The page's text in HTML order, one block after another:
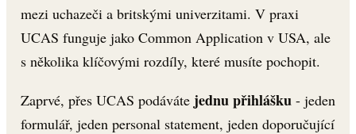
mezi uchazeči a britskými univerzitami. V praxi
UCAS funguje jako Common Application v USA, ale
s několika klíčovými rozdíly, které musíte pochopit.
Zaprvé, přes UCAS podáváte jednu přihlášku - jeden
formulář, jeden personal statement, jeden doporučující